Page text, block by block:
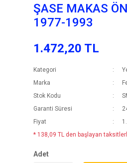
ŞASE MAKAS
1977-1993
1.472,20 TL
Kategori
Marka
Stok Kodu
Garanti Süresi
Fiyat
* 138,09 TL den başlayan
Adet